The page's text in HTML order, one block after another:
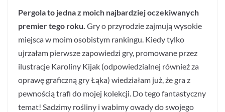
Pergola to jedna z moich najbardziej oczekiwanych
premier tego roku. Gry o przyrodzie zajmują wysokie
miejsca w moim osobistym rankingu. Kiedy tylko
ujrzałam pierwsze zapowiedzi gry, promowane przez
ilustracje Karoliny Kijak (odpowiedzialnej również za
oprawę graficzną gry Łąka) wiedziałam już, że gra z
pewnością trafi do mojej kolekcji. Do tego fantastyczny
temat! Sadzimy rośliny i wabimy owady do swojego